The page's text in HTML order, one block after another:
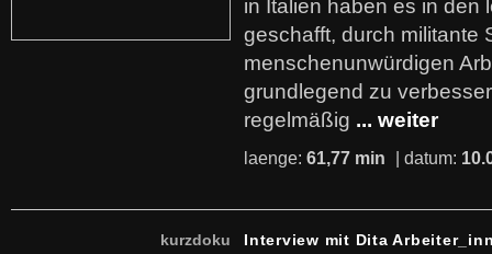
in Italien haben es in den
geschafft, durch militante
menschenunwürdigen
grundlegend zu
regelmäßig ... weiter
laenge: 61,77 min | datum:
kurzdoku Interview mit Dita